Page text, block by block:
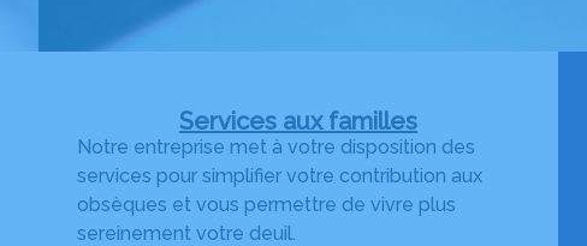
Services aux familles
Notre entreprise met à votre disposition des
services pour simplifier votre contribution aux
obsèques et vous permettre de vivre plus
sereinement votre deuil.